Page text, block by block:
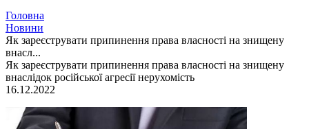
Головна
Новини
Як зареєструвати припинення права власності на знищену
внасл...
Як зареєструвати припинення права власності на знищену
внаслідок російської агресії нерухомість
16.12.2022